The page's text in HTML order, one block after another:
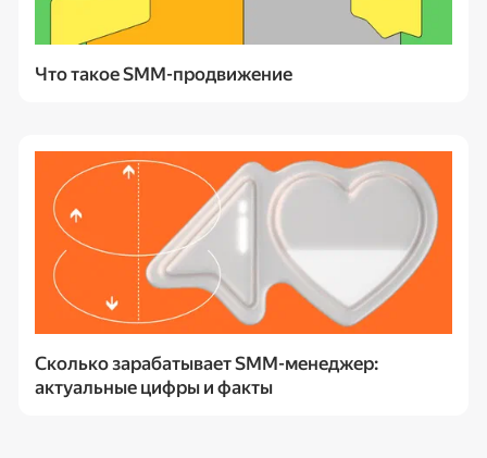
Что такое SMM-продвижение
Сколько зарабатывает SMM-менеджер:
актуальные цифры и факты